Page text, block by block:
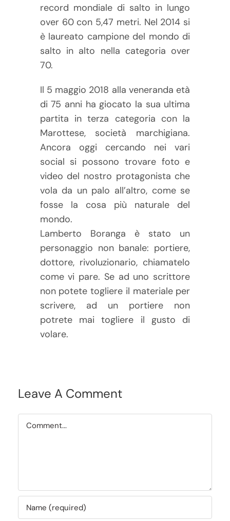
record mondiale di salto in lungo
over 60 con 5,47 metri. Nel 2014 si
è laureato campione del mondo di
salto in alto nella categoria over
70.
Il 5 maggio 2018 alla veneranda età
di 75 anni ha giocato la sua ultima
partita in terza categoria con la
Marottese, società marchigiana.
Ancora oggi cercando nei vari
social si possono trovare foto e
video del nostro protagonista che
vola da un palo all’altro, come se
fosse la cosa più naturale del
mondo.
Lamberto Boranga è stato un
personaggio non banale: portiere,
dottore, rivoluzionario, chiamatelo
come vi pare. Se ad uno scrittore
non potete togliere il materiale per
scrivere, ad un portiere non
potrete mai togliere il gusto di
volare.
Leave A Comment
Comment